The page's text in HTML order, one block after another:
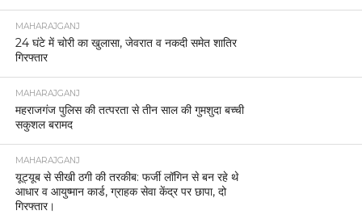
MAHARAJGANJ
24 घंटे में चोरी का खुलासा, जेवरात व नकदी समेत शातिर
गिरफ्तार
MAHARAJGANJ
महराजगंज पुलिस की तत्परता से तीन साल की गुमशुदा बच्ची
सकुशल बरामद
MAHARAJGANJ
यूट्यूब से सीखी ठगी की तरकीब: फर्जी लॉगिन से बन रहे थे
आधार व आयुष्मान कार्ड, ग्राहक सेवा केंद्र पर छापा, दो
गिरफ्तार।